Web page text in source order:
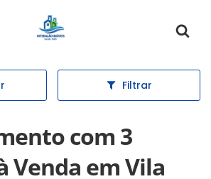
Página inicial
Filtrar
com 3
Venda em Vila